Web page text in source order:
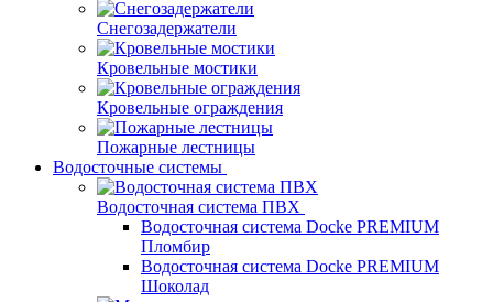
Снегозадержатели
Кровельные мостики
Кровельные ограждения
Пожарные лестницы
Водосточные системы
Водосточная система ПВХ
Водосточная система Docke PREMIUM
Пломбир
Водосточная система Docke PREMIUM
Шоколад